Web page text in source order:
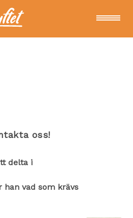
oss!
delta i
han vad som krävs